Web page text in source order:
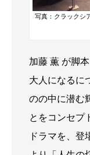
写真：クラックシ
加藤 薫 が脚
大人になるに
のの中に潜む
とをコンセプ
ドラマを、